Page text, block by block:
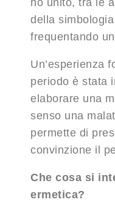
ho unito, tra le
della
frequentando
Un’esperienza
periodo è stata
elaborare una
senso una
permette di
convinzione il
Che cosa si
ermetica?